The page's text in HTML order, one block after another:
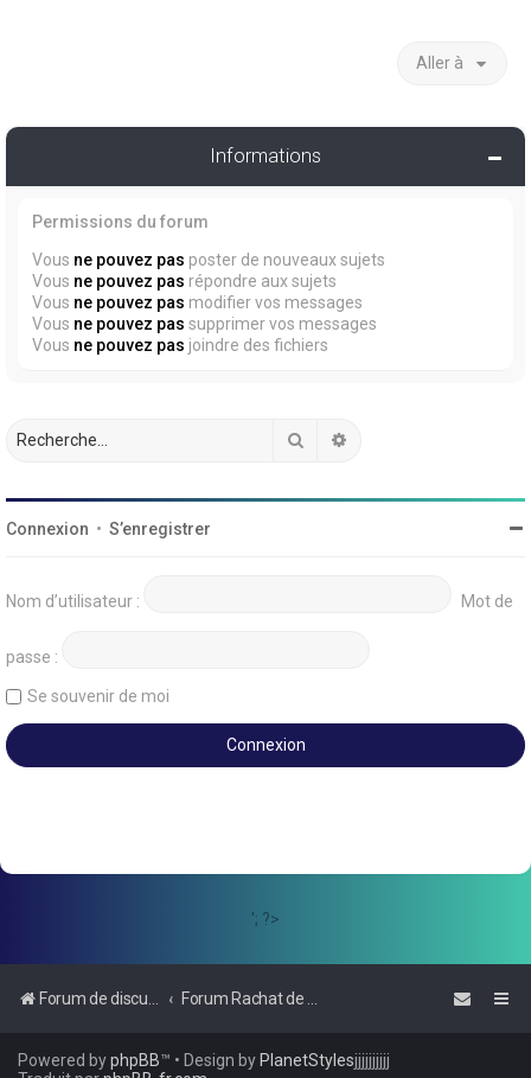
Aller à
Informations
Permissions du forum
Vous ne pouvez pas poster de nouveaux sujets
Vous ne pouvez pas répondre aux sujets
Vous ne pouvez pas modifier vos messages
Vous ne pouvez pas supprimer vos messages
Vous ne pouvez pas joindre des fichiers
Rechercher
Connexion • S’enregistrer
Nom d’utilisateur : Mot de
passe :
Se souvenir de moi
'; ?>
Forum de discussions sur le Regroupement de Crédits et le Rachat de Crédits
Powered byphpBB™ • Design byPlanetStylesjjjjjjjjjj